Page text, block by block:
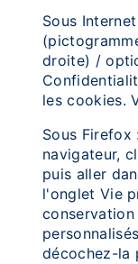
Sous
droite) /
les cookies.
Sous Firefox
navigateur,
puis aller
l'onglet Vie
décochez-la